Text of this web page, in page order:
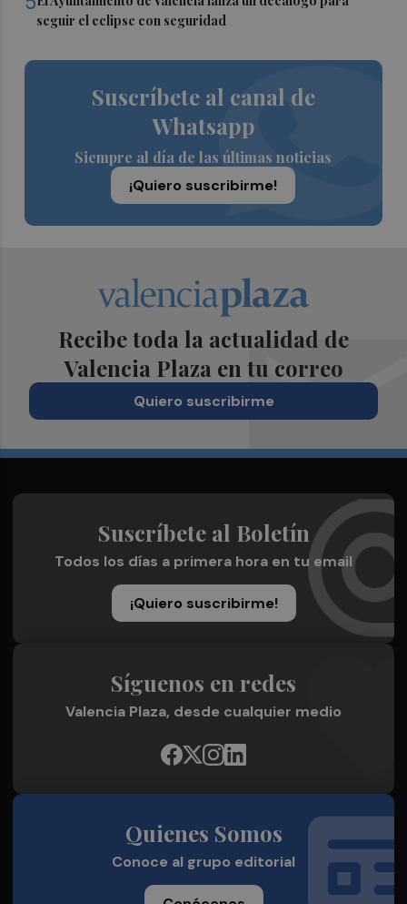
seguir el eclipse con seguridad
Suscríbete al canal de
Whatsapp
Siempre al día de las últimas noticias
¡Quiero suscribirme!
Recibe toda la actualidad de
Valencia Plaza en tu correo
Quiero suscribirme
Suscríbete al Boletín
Todos los días a primera hora en tu email
¡Quiero suscribirme!
Síguenos en redes
Valencia Plaza, desde cualquier medio
Quienes Somos
Conoce al grupo editorial